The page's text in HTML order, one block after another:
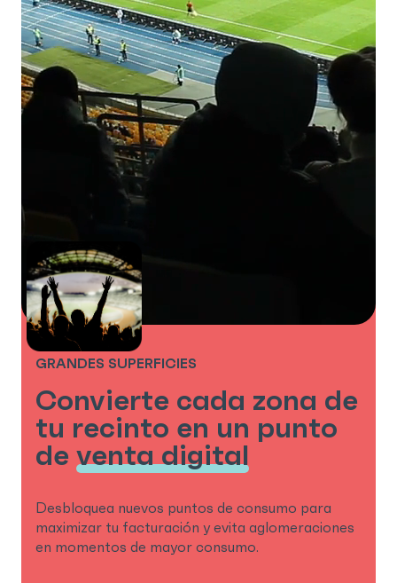
GRANDES SUPERFICIES
Convierte cada zona de
tu recinto en un punto
de venta digital
Desbloquea nuevos puntos de consumo para
maximizar tu facturación y evita aglomeraciones
en momentos de mayor consumo.